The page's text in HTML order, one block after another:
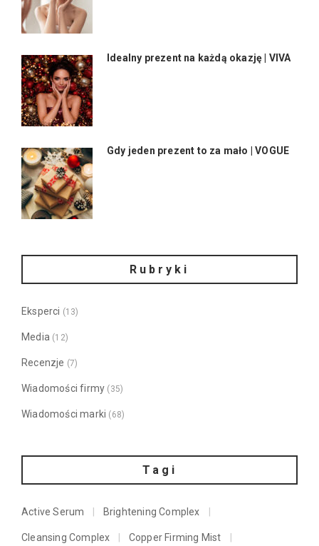
Idealny prezent na każdą okazję | VIVA
Gdy jeden prezent to za mało | VOGUE
Rubryki
Eksperci (13)
Media (12)
Recenzje (7)
Wiadomości firmy (35)
Wiadomości marki (68)
Tagi
Active Serum Brightening Complex
Cleansing Complex Copper Firming Mist